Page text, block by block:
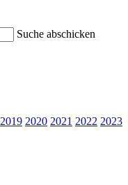
Suche abschicken
2019 2020 2021 2022 2023